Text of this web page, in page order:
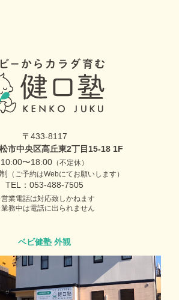
〒433-8117
市中央区高丘東2丁目15-18 1F
10:00〜18:00 （不定休）
（ご予約はWebにてお願いします）
TEL：053-488-7505
営業電話は対応致しかねます
業務中は電話に出られません
ベビ健塾 外観